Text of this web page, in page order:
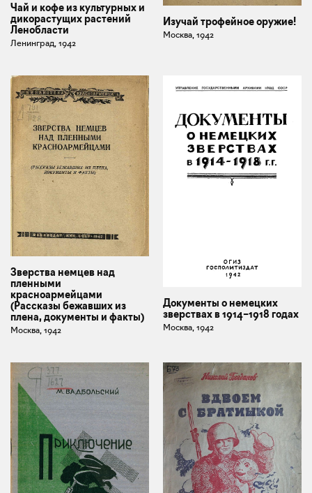
Чай и кофе из культурных и
дикорастущих растений
Ленобласти
Ленинград, 1942
Изучай трофейное оружие!
Москва, 1942
Зверства немцев над
пленными
красноармейцами
(Рассказы бежавших из
плена, документы и факты)
Москва, 1942
Документы о немецких
зверствах в 1914–1918 годах
Москва, 1942